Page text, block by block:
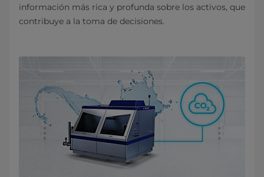
información más rica y profunda sobre los activos, que
contribuye a la toma de decisiones.